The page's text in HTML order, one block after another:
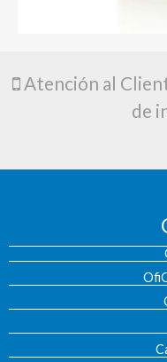
Atención al
de